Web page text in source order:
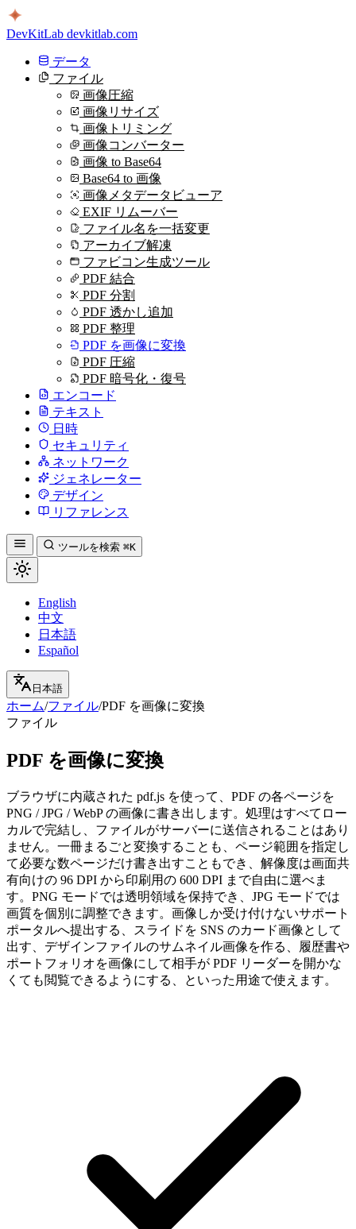
DevKitLab devkitlab.com
データ
ファイル
画像圧縮
画像リサイズ
画像トリミング
画像コンバーター
画像 to Base64
Base64 to 画像
画像メタデータビューア
EXIF リムーバー
ファイル名を一括変更
アーカイブ解凍
ファビコン生成ツール
PDF 結合
PDF 分割
PDF 透かし追加
PDF 整理
PDF を画像に変換
PDF 圧縮
PDF 暗号化・復号
エンコード
テキスト
日時
セキュリティ
ネットワーク
ジェネレーター
デザイン
リファレンス
ツールを検索 ⌘K
English
中文
日本語
Español
日本語
ホーム/ファイル/PDF を画像に変換
ファイル
PDF を画像に変換
ブラウザに内蔵された pdf.js を使って、PDF の各ページを
PNG / JPG / WebP の画像に書き出します。処理はすべてロー
カルで完結し、ファイルがサーバーに送信されることはあり
ません。一冊まるごと変換することも、ページ範囲を指定し
て必要な数ページだけ書き出すこともでき、解像度は画面共
有向けの 96 DPI から印刷用の 600 DPI まで自由に選べま
す。PNG モードでは透明領域を保持でき、JPG モードでは
画質を個別に調整できます。画像しか受け付けないサポート
ポータルへ提出する、スライドを SNS のカード画像として
出す、デザインファイルのサムネイル画像を作る、履歴書や
ポートフォリオを画像にして相手が PDF リーダーを開かな
くても閲覧できるようにする、といった用途で使えます。